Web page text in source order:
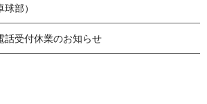
部）
話受付休業のお知らせ